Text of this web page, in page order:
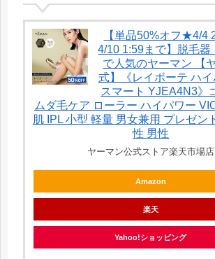
【単品50%オフ★4/4
4/10 1:59まで】脱毛器
で人気のヤーマン 【
式】《レイボーテ ハ
スマート YJEA4N3》
ムダ毛ケア ローラー ハイパワー
肌 IPL 小型 軽量 男女兼用 プレゼン
性 男性
ヤーマン公式ストア楽天市場店
Amazon
楽天
Yahoo!ショッピング